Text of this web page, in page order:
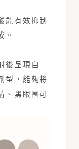
能有效抑制
。
後呈現自
型，能夠將
、黑眼圈可